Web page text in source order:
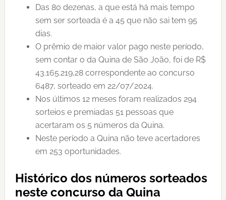
Das 80 dezenas, a que está há mais tempo
sem ser sorteada é a 45 que não sai tem 95
dias.
O prêmio de maior valor pago neste período,
sem contar o da Quina de São João, foi de R$
43.165.219,28 correspondente ao concurso
6487, sorteado em 22/07/2024.
Nos últimos 12 meses foram realizados 294
sorteios e premiadas 51 pessoas que
acertaram os 5 números da Quina.
Neste período a Quina não teve acertadores
em 253 oportunidades.
Histórico dos números sorteados
neste concurso da Quina